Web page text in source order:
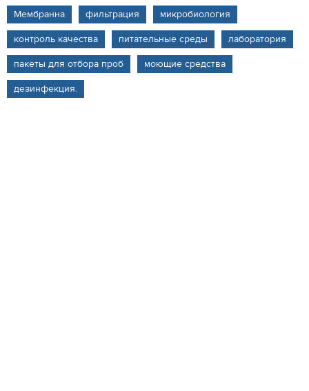
Мембранна фильтрация
микробиология
контроль качества
питательные среды
лаборатория
пакеты для отбора проб
моющие средства
дезинфекция.